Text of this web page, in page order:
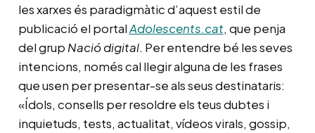
les xarxes és paradigmàtic d’aquest estil de
publicació el portalAdolescents.cat, que penja
del grup Nació digital. Per entendre bé les seves
intencions, només cal llegir alguna de les frases
que usen per presentar-se als seus destinataris:
«Ídols, consells per resoldre els teus dubtes i
inquietuds, tests, actualitat, vídeos virals, gossip,